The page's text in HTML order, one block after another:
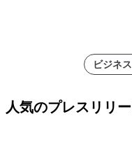
ビジネ
人気のプレスリリ